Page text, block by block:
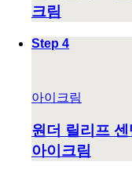
크림
Step 4
아이크림
원더 릴리프
아이크림